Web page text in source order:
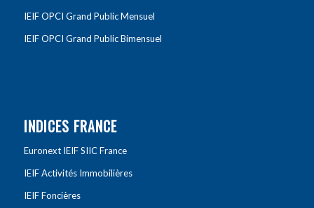
IEIF OPCI Grand Public Mensuel
IEIF OPCI Grand Public Bimensuel
INDICES FRANCE
Euronext IEIF SIIC France
IEIF Activités Immobilières
IEIF Foncières